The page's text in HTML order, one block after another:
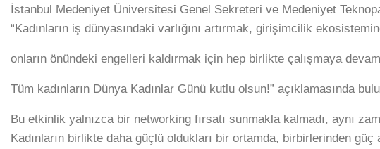
İstanbul Medeniyet Üniversitesi Genel Sekreteri ve Medeniyet
“Kadınların iş dünyasındaki varlığını artırmak, girişimcilik
onların önündeki engelleri kaldırmak için hep birlikte çalışmaya
Tüm kadınların Dünya Kadınlar Günü kutlu olsun!” açıklamasında
Bu etkinlik yalnızca bir networking fırsatı sunmakla kalmadı, aynı
Kadınların birlikte daha güçlü oldukları bir ortamda, birbirlerinden güç